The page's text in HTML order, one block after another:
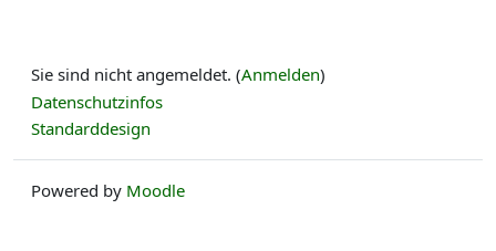
Sie sind nicht angemeldet. (Anmelden)
Datenschutzinfos
Standarddesign
Powered by Moodle